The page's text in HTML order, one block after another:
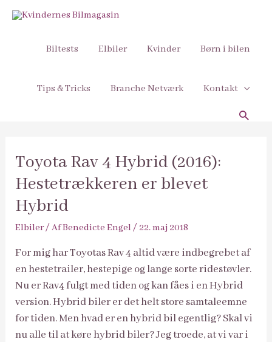
Biltests Elbiler Kvinder Børn i bilen
Tips & Tricks Branche Netværk Kontakt
Søg
Toyota Rav 4 Hybrid (2016):
Hestetrækkeren er blevet
Hybrid
Elbiler/ AfBenedicte Engel / 22. maj 2018
For mig har Toyotas Rav 4 altid være indbegrebet af
en hestetrailer, hestepige og lange sorte ridestøvler.
Nu er Rav4 fulgt med tiden og kan fåes i en Hybrid
version. Hybrid biler er det helt store samtaleemne
for tiden. Men hvad er en hybrid bil egentlig? Skal vi
nu alle til at køre hybrid biler? Jeg troede, at vi var i